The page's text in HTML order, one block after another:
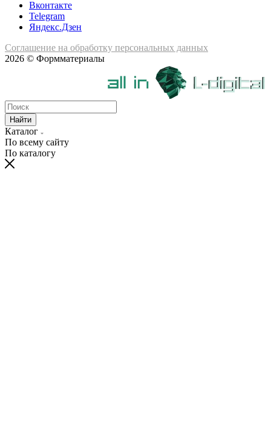
Вконтакте
Telegram
Яндекс.Дзен
Соглашение на обработку персональных данных
2026 © Формматериалы
Найти
Каталог
По всему сайту
По каталогу